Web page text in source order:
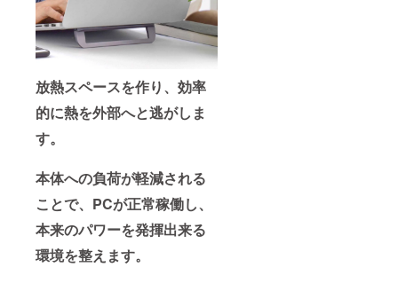
放熱スペースを作り、効率
的に熱を外部へと逃がしま
す。
本体への負荷が軽減される
ことで、PCが正常稼働し、
本来のパワーを発揮出来る
環境を整えます。